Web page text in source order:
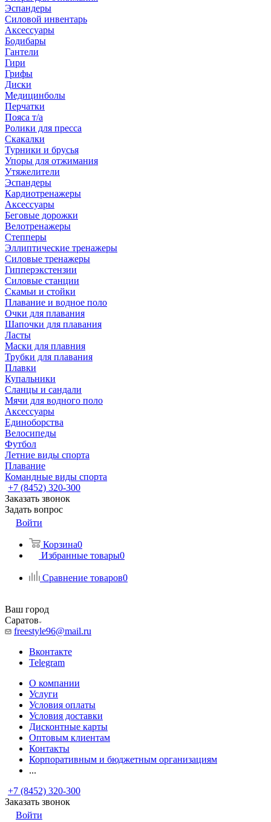
Эспандеры
Силовой инвентарь
Аксессуары
Бодибары
Гантели
Гири
Грифы
Диски
Медицинболы
Перчатки
Пояса т/а
Ролики для пресса
Скакалки
Турники и брусья
Упоры для отжимания
Утяжелители
Эспандеры
Кардиотренажеры
Аксессуары
Беговые дорожки
Велотренажеры
Степперы
Эллиптические тренажеры
Силовые тренажеры
Гипперэкстензии
Силовые станции
Скамьи и стойки
Плавание и водное поло
Очки для плавания
Шапочки для плавания
Ласты
Маски для плавния
Трубки для плавания
Плавки
Купальники
Сланцы и сандали
Мячи для водного поло
Аксессуары
Единоборства
Велосипеды
Футбол
Летние виды спорта
Плавание
Командные виды спорта
+7 (8452) 320-300
Заказать звонок
Задать вопрос
Войти
Корзина0
Избранные товары0
Сравнение товаров0
Ваш город
Саратов
freestyle96@mail.ru
Вконтакте
Telegram
О компании
Услуги
Условия оплаты
Условия доставки
Дисконтные карты
Оптовым клиентам
Контакты
Корпоративным и бюджетным организациям
...
+7 (8452) 320-300
Заказать звонок
Войти